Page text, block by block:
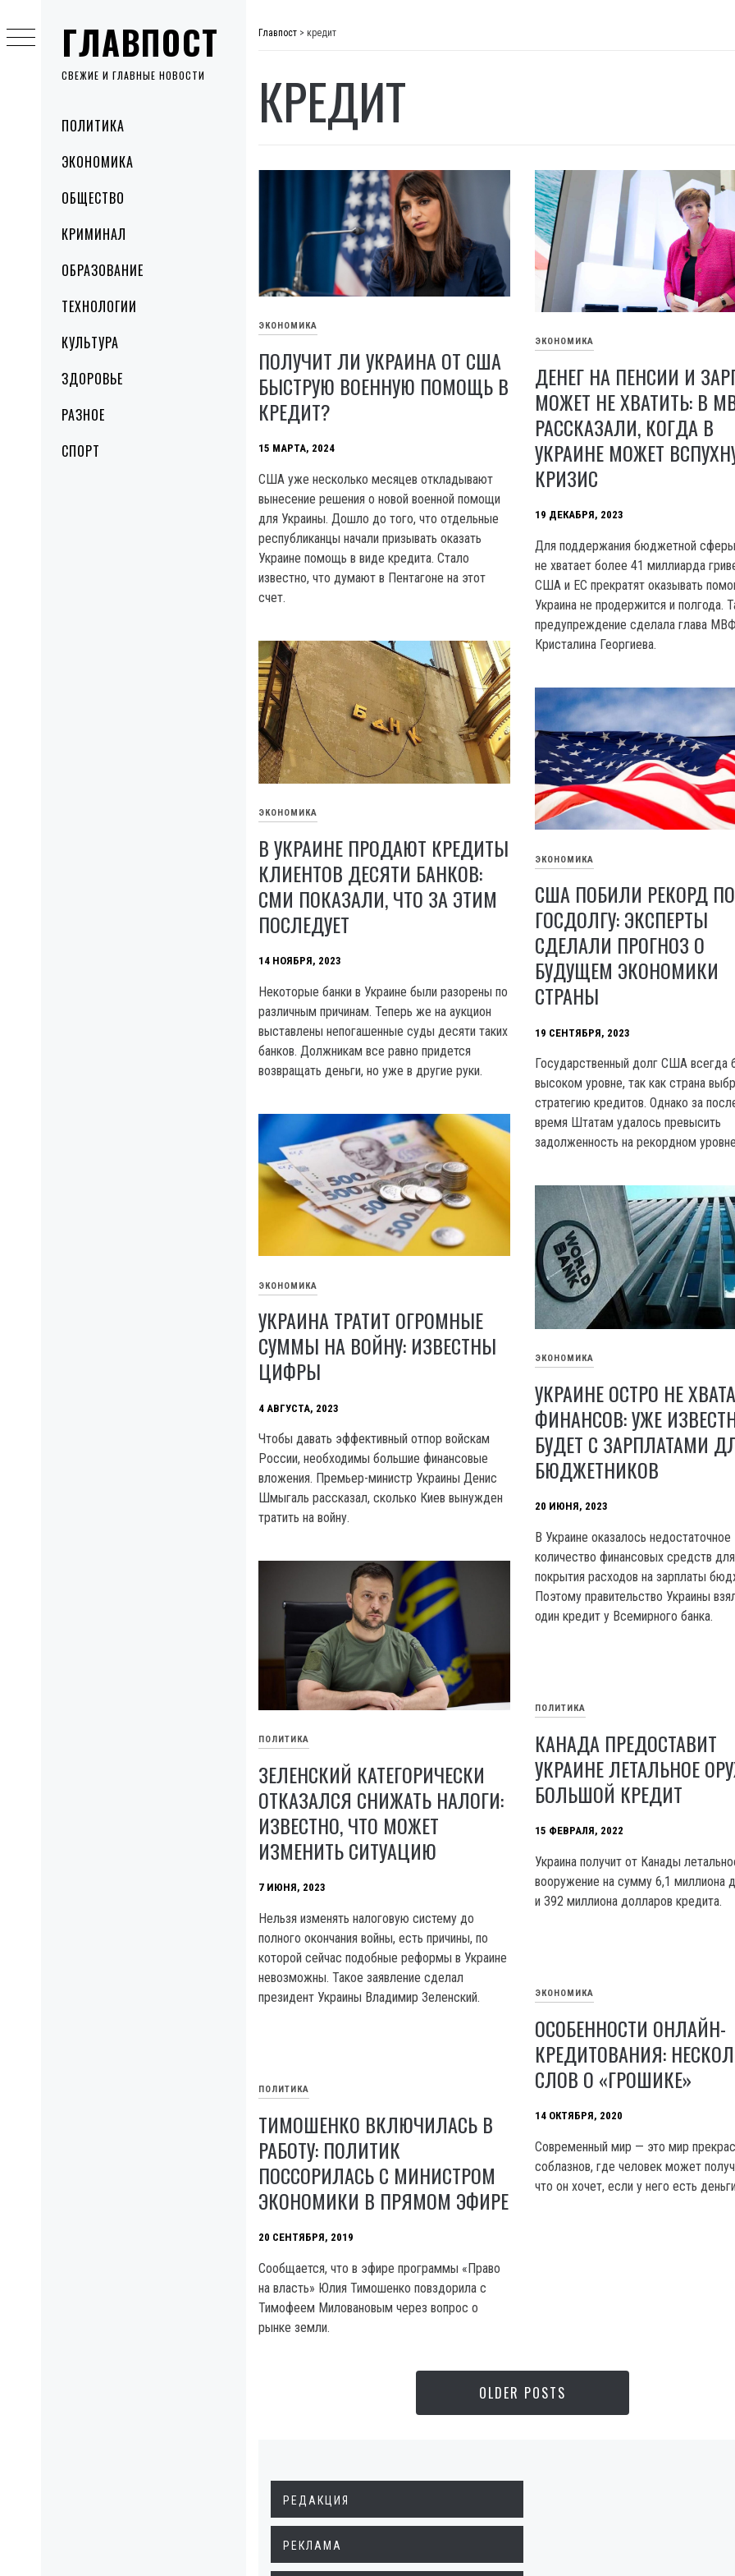
ГЛАВПОСТ
СВЕЖИЕ И ГЛАВНЫЕ НОВОСТИ
MenuПОЛИТИКА
ЭКОНОМИКА
ОБЩЕСТВО
КРИМИНАЛ
ОБРАЗОВАНИЕ
ТЕХНОЛОГИИ
КУЛЬТУРА
ЗДОРОВЬЕ
РАЗНОЕ
СПОРТ
to
content
Главпост > кредит
КРЕДИТ
ЭКОНОМИКА
ПОЛУЧИТ ЛИ УКРАИНА ОТ США
БЫСТРУЮ ВОЕННУЮ ПОМОЩЬ В
КРЕДИТ?
15 МАРТА, 2024
США уже несколько месяцев откладывают
вынесение решения о новой военной помощи
для Украины. Дошло до того, что отдельные
республиканцы начали призывать оказать
Украине помощь в виде кредита. Стало
известно, что думают в Пентагоне на этот
счет.
ЭКОНОМИКА
ДЕНЕГ НА ПЕНСИИ И
МОЖЕТ НЕ ХВАТИТЬ: В
РАССКАЗАЛИ, КОГДА В
УКРАИНЕ МОЖЕТ
КРИЗИС
19 ДЕКАБРЯ, 2023
Для поддержания бюджетной сферы
не хватает более 41 миллиарда
США и EC прекратят оказывать
Украина не продержится и полгода.
предупреждение сделала глава МВФ
Кристалина Георгиева.
ЭКОНОМИКА
В УКРАИНЕ ПРОДАЮТ КРЕДИТЫ
КЛИЕНТОВ ДЕСЯТИ БАНКОВ:
СМИ ПОКАЗАЛИ, ЧТО ЗА ЭТИМ
ПОСЛЕДУЕТ
14 НОЯБРЯ, 2023
Некоторые банки в Украине были разорены по
различным причинам. Теперь же на аукцион
выставлены непогашенные суды десяти таких
банков. Должникам все равно придется
возвращать деньги, но уже в другие руки.
ЭКОНОМИКА
США ПОБИЛИ РЕКОРД ПО
ГОСДОЛГУ: ЭКСПЕРТЫ
СДЕЛАЛИ ПРОГНОЗ О
БУДУЩЕМ ЭКОНОМИКИ
СТРАНЫ
19 СЕНТЯБРЯ, 2023
Государственный долг США всегда
высоком уровне, так как страна
стратегию кредитов. Однако за
время Штатам удалось превысить
задолженность на рекордном
ЭКОНОМИКА
УКРАИНА ТРАТИТ ОГРОМНЫЕ
СУММЫ НА ВОЙНУ: ИЗВЕСТНЫ
ЦИФРЫ
4 АВГУСТА, 2023
Чтобы давать эффективный отпор войскам
России, необходимы большие финансовые
вложения. Премьер-министр Украины Денис
Шмыгаль рассказал, сколько Киев вынужден
тратить на войну.
ЭКОНОМИКА
УКРАИНЕ ОСТРО НЕ
ФИНАНСОВ: УЖЕ
БУДЕТ С ЗАРПЛАТАМИ
БЮДЖЕТНИКОВ
20 ИЮНЯ, 2023
В Украине оказалось недостаточное
количество финансовых средств для
покрытия расходов на зарплаты
Поэтому правительство Украины
один кредит у Всемирного банка.
ПОЛИТИКА
ЗЕЛЕНСКИЙ КАТЕГОРИЧЕСКИ
ОТКАЗАЛСЯ СНИЖАТЬ НАЛОГИ:
ИЗВЕСТНО, ЧТО МОЖЕТ
ИЗМЕНИТЬ СИТУАЦИЮ
7 ИЮНЯ, 2023
Нельзя изменять налоговую систему до
полного окончания войны, есть причины, по
которой сейчас подобные реформы в Украине
невозможны. Такое заявление сделал
президент Украины Владимир Зеленский.
ПОЛИТИКА
КАНАДА ПРЕДОСТАВИТ
УКРАИНЕ ЛЕТАЛЬНОЕ
БОЛЬШОЙ КРЕДИТ
15 ФЕВРАЛЯ, 2022
Украина получит от Канады
вооружение на сумму 6,1 миллиона
и 392 миллиона долларов кредита.
ЭКОНОМИКА
ОСОБЕННОСТИ ОНЛАЙН-
КРЕДИТОВАНИЯ:
СЛОВ О «ГРОШИКЕ»
14 ОКТЯБРЯ, 2020
Современный мир — это мир
соблазнов, где человек может
что он хочет, если у него есть
ПОЛИТИКА
ТИМОШЕНКО ВКЛЮЧИЛАСЬ В
РАБОТУ: ПОЛИТИК
ПОССОРИЛАСЬ С МИНИСТРОМ
ЭКОНОМИКИ В ПРЯМОМ ЭФИРЕ
20 СЕНТЯБРЯ, 2019
Сообщается, что в эфире программы «Право
на власть» Юлия Тимошенко повздорила с
Тимофеем Миловановым через вопрос о
рынке земли.
OLDER POSTS
РЕДАКЦИЯ
РЕКЛАМА